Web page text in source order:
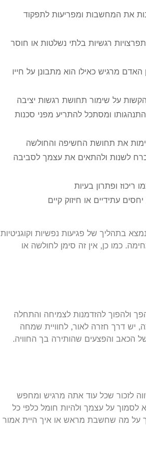
את המחשבות ומפריעות לתפקוד
רגשיות בלתי נשלטות או חוסר
מרגיש כאילו הוא מתבונן על חייו
להקשות על שימור תחושת רגשות יציבה
ומסתכל להתריע מפני סכנות
את תחושת החשיפה והחולשה
לשנות ולהתאים את עצמך לסביבה
ריכוז ופתרון בעיות
עתידיים או חיזוק קיים
בתהליך של פגיעות נפשיות וקוגניטיות
כמו כן, אין זה סימן לחולשה או
ולהפוך להזדמנות לצמיחה והתחלה
יש דרך חזרה לאור, לחוויית שמחה
הכאב והפצעים שהותירה בך החוויה.
לזכור שכל עוד אתה מרגיש ומחפש
על עצמך ולהיות חומל כלפי כל
על מה שחשבת מראש או איך היית אמור